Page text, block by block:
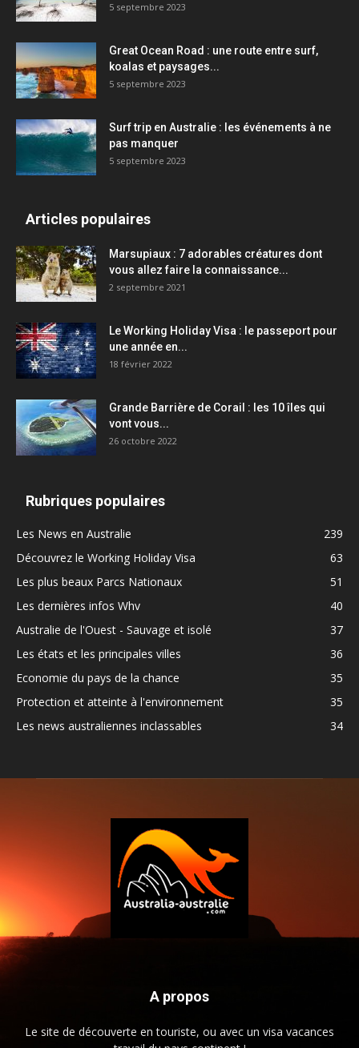
5 septembre 2023
Great Ocean Road : une route entre surf,
koalas et paysages...
5 septembre 2023
Surf trip en Australie : les événements à ne
pas manquer
5 septembre 2023
Articles populaires
Marsupiaux : 7 adorables créatures dont
vous allez faire la connaissance...
2 septembre 2021
Le Working Holiday Visa : le passeport pour
une année en...
18 février 2022
Grande Barrière de Corail : les 10 îles qui
vont vous...
26 octobre 2022
Rubriques populaires
Les News en Australie
239
Découvrez le Working Holiday Visa
63
Les plus beaux Parcs Nationaux
51
Les dernières infos Whv
40
Australie de l'Ouest - Sauvage et isolé
37
Les états et les principales villes
36
Economie du pays de la chance
35
Protection et atteinte à l'environnement
35
Les news australiennes inclassables
34
A propos
Le site de découverte en touriste, ou avec un visa vacances